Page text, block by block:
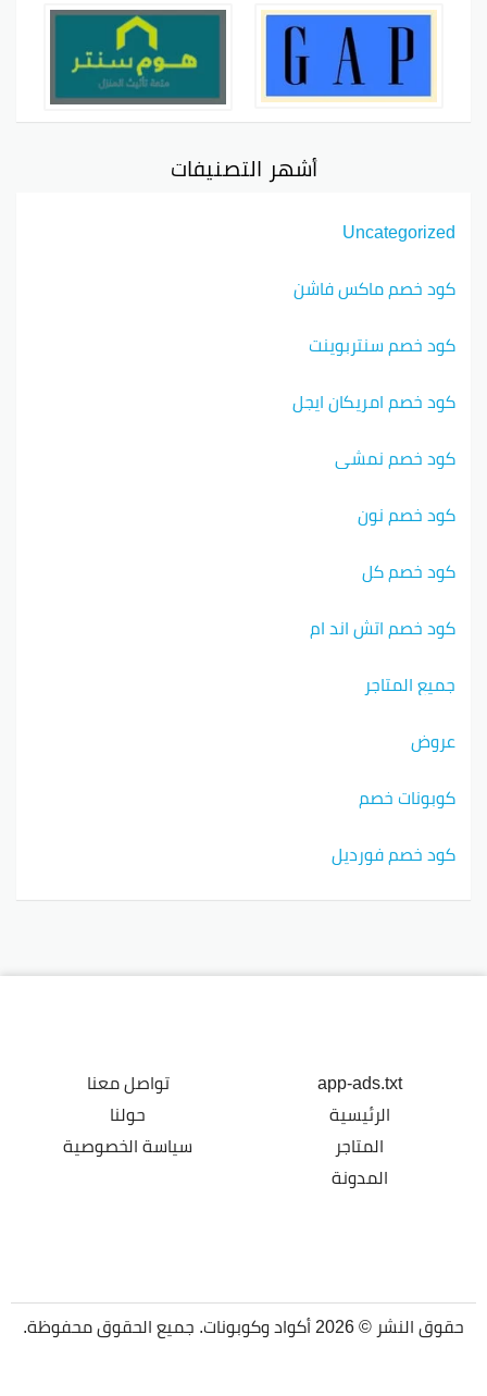
أشهر التصنيفات
Uncategorized
كود خصم ماكس فاشن
كود خصم سنتربوينت
كود خصم امريكان ايجل
كود خصم نمشي
كود خصم نون
كود خصم كل
كود خصم اتش اند ام
جميع المتاجر
عروض
كوبونات خصم
كود خصم فورديل
app-ads.txt
الرئيسية
المتاجر
المدونة
تواصل معنا
حولنا
سياسة الخصوصية
حقوق النشر © 2026 أكواد وكوبونات. جميع الحقوق محفوظة.